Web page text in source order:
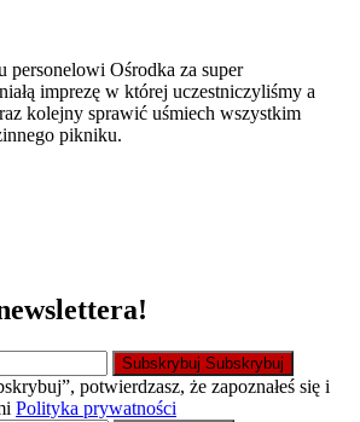
personelowi Ośrodka za super
imprezę w której uczestniczyliśmy a
kolejny sprawić uśmiech wszystkim
pikniku.
Subskrybuj Subskrybuj
potwierdzasz, że zapoznałeś się i
Polityka prywatności